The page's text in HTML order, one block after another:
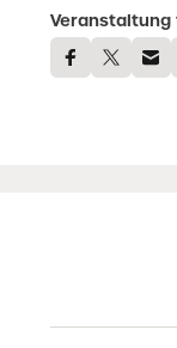
Veranstaltung